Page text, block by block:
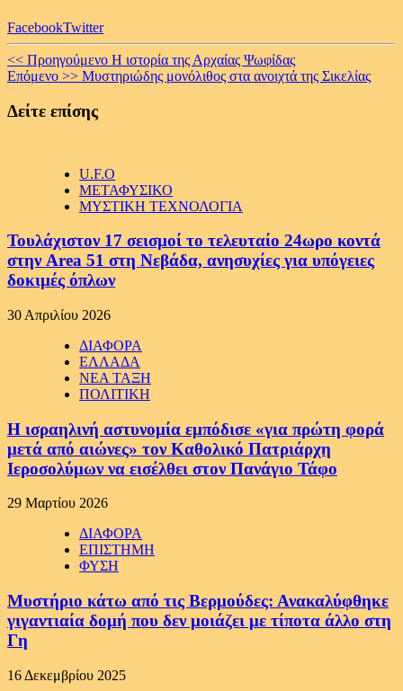
FacebookTwitter
Continue
Reading
<< Προηγούμενο Η ιστορία της Αρχαίας Ψωφίδας
Επόμενο >> Μυστηριώδης μονόλιθος στα ανοιχτά της Σικελίας
Δείτε επίσης
U.F.O
ΜΕΤΑΦΥΣΙΚΟ
ΜΥΣΤΙΚΗ ΤΕΧΝΟΛΟΓΙΑ
Τουλάχιστον 17 σεισμοί το τελευταίο 24ωρο κοντά
στην Area 51 στη Νεβάδα, ανησυχίες για υπόγειες
δοκιμές όπλων
30 Απριλίου 2026
ΔΙΑΦΟΡΑ
ΕΛΛΑΔΑ
ΝΕΑ ΤΑΞΗ
ΠΟΛΙΤΙΚΗ
Η ισραηλινή αστυνομία εμπόδισε «για πρώτη φορά
μετά από αιώνες» τον Καθολικό Πατριάρχη
Ιεροσολύμων να εισέλθει στον Πανάγιο Τάφο
29 Μαρτίου 2026
ΔΙΑΦΟΡΑ
ΕΠΙΣΤΗΜΗ
ΦΥΣΗ
Μυστήριο κάτω από τις Βερμούδες: Ανακαλύφθηκε
γιγαντιαία δομή που δεν μοιάζει με τίποτα άλλο στη
Γη
16 Δεκεμβρίου 2025